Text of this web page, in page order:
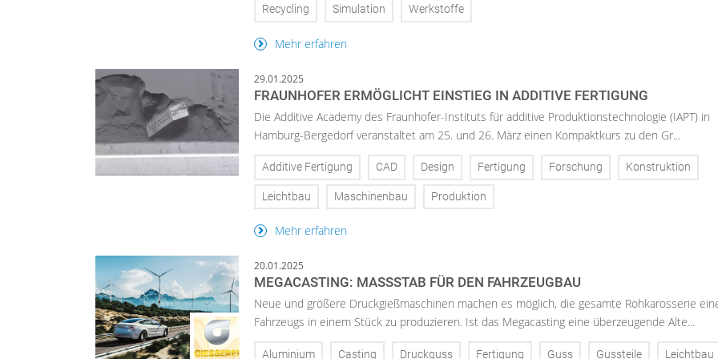
Recycling Simulation Werkstoffe
Mehr erfahren
29.01.2025
FRAUNHOFER ERMÖGLICHT EINSTIEG IN ADDITIVE FERTIGUNG
Die Additive Academy des Fraunhofer-Instituts für additive Produktionstechnologie (IAPT) in
Hamburg-Bergedorf veranstaltet am 25. und 26. März einen Kompaktkurs zu den Gr...
Additive Fertigung CAD Design Fertigung Forschung Konstruktion
Leichtbau Maschinenbau Produktion
Mehr erfahren
20.01.2025
MEGACASTING: MASSSTAB FÜR DEN FAHRZEUGBAU
Neue und größere Druckgießmaschinen machen es möglich, die gesamte Rohkarosserie
Fahrzeugs in einem Stück zu produzieren. Ist das Megacasting eine überzeugende Alte...
Aluminium Casting Druckguss Fertigung Guss Gussteile Leichtbau